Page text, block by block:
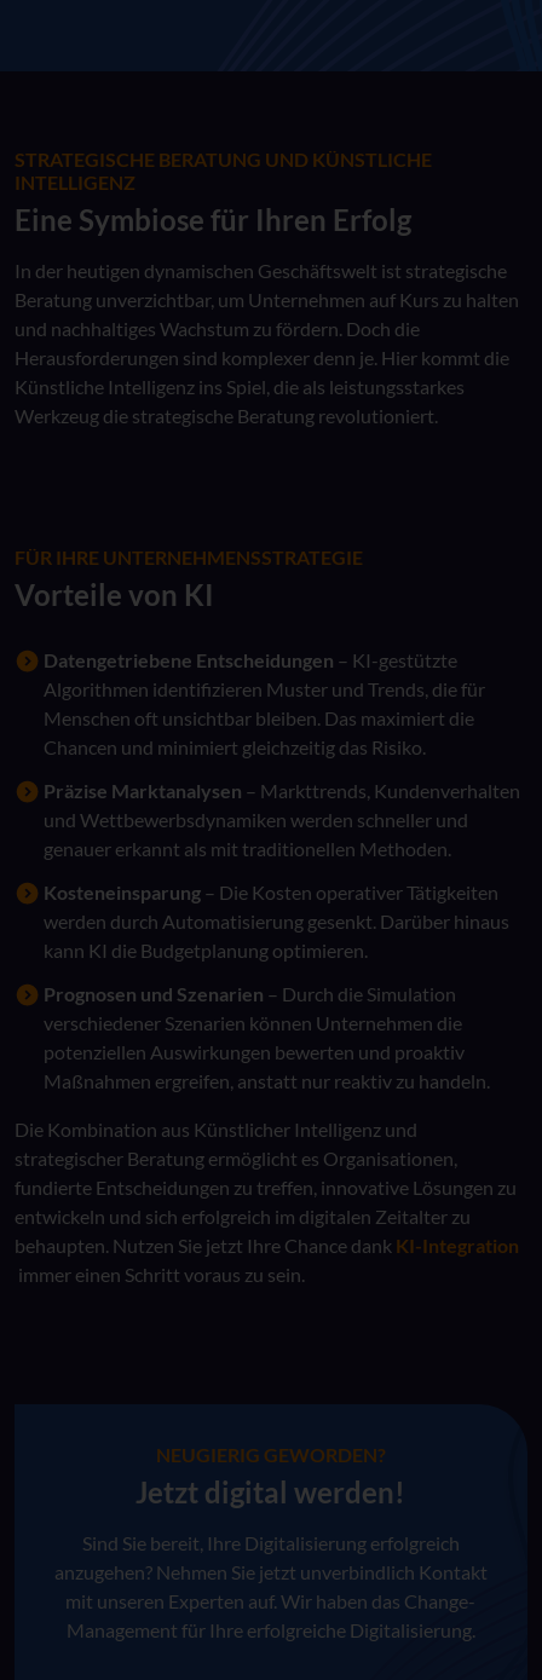
STRATEGISCHE BERATUNG UND KÜNSTLICHE
INTELLIGENZ
Eine Symbiose für Ihren Erfolg
In der heutigen dynamischen Geschäftswelt ist strategische
Beratung unverzichtbar, um Unternehmen auf Kurs zu halten
und nachhaltiges Wachstum zu fördern. Doch die
Herausforderungen sind komplexer denn je. Hier kommt die
Künstliche Intelligenz ins Spiel, die als leistungsstarkes
Werkzeug die strategische Beratung revolutioniert.
FÜR IHRE UNTERNEHMENSSTRATEGIE
Vorteile von KI
Datengetriebene Entscheidungen – KI-gestützte
Algorithmen identifizieren Muster und Trends, die für
Menschen oft unsichtbar bleiben. Das maximiert die
Chancen und minimiert gleichzeitig das Risiko.
Präzise Marktanalysen – Markttrends, Kundenverhalten
und Wettbewerbsdynamiken werden schneller und
genauer erkannt als mit traditionellen Methoden.
Kosteneinsparung – Die Kosten operativer Tätigkeiten
werden durch Automatisierung gesenkt. Darüber hinaus
kann KI die Budgetplanung optimieren.
Prognosen und Szenarien – Durch die Simulation
verschiedener Szenarien können Unternehmen die
potenziellen Auswirkungen bewerten und proaktiv
Maßnahmen ergreifen, anstatt nur reaktiv zu handeln.
Die Kombination aus Künstlicher Intelligenz und
strategischer Beratung ermöglicht es Organisationen,
fundierte Entscheidungen zu treffen, innovative Lösungen zu
entwickeln und sich erfolgreich im digitalen Zeitalter zu
behaupten. Nutzen Sie jetzt Ihre Chance dank KI-Integration
immer einen Schritt voraus zu sein.
NEUGIERIG GEWORDEN?
Jetzt digital werden!
Sind Sie bereit, Ihre Digitalisierung erfolgreich
anzugehen? Nehmen Sie jetzt unverbindlich Kontakt
mit unseren Experten auf. Wir haben das Change-
Management für Ihre erfolgreiche Digitalisierung.